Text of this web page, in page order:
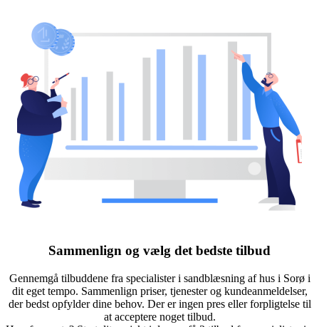
Sammenlign og vælg det bedste tilbud
Gennemgå tilbuddene fra specialister i sandblæsning af hus i Sorø i
dit eget tempo. Sammenlign priser, tjenester og kundeanmeldelser,
der bedst opfylder dine behov. Der er ingen pres eller forpligtelse til
at acceptere noget tilbud.